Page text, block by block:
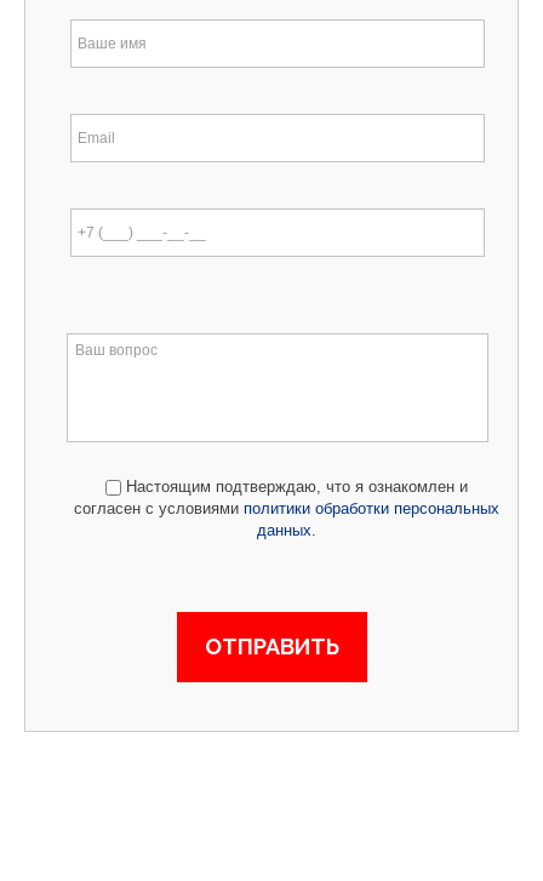
Настоящим подтверждаю, что я ознакомлен и
согласен с условиями политики обработки персональных
данных